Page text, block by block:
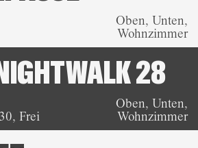
Oben, Unten,
Wohnzimmer
,Frei
28
Oben, Unten,
Wohnzimmer